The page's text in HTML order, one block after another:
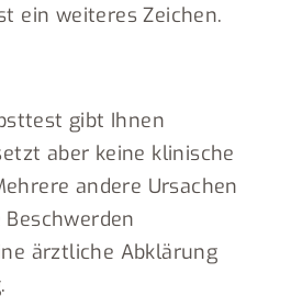
ein weiteres Zeichen.
gibt Ihnen
aber keine klinische
andere Ursachen
ärztliche Abklärung